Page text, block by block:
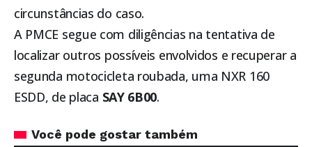
circunstâncias do caso.
A PMCE segue com diligências na tentativa de
localizar outros possíveis envolvidos e recuperar a
segunda motocicleta roubada, uma NXR 160
ESDD, de placa SAY 6B00.
Você pode gostar também